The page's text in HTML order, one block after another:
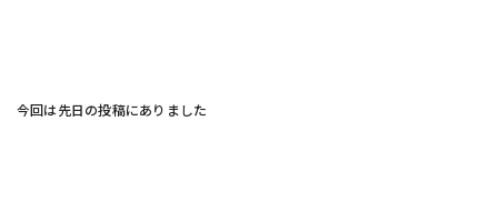
今回は先日の投稿にありました